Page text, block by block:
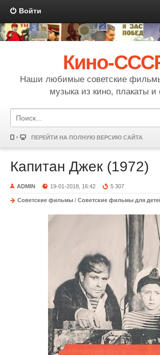
Войти
Кино-
Наши любимые советские
музыка из кино, плакаты и
ПЕРЕЙТИ НА ПОЛНУЮ ВЕРСИЮ САЙТА
Капитан Джек (1972)
ADMIN 19-01-2018, 16:42 5 307
Советские фильмы / Советские фильмы для